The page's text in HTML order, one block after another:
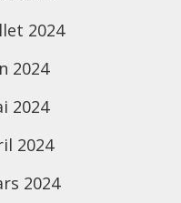
2024
2024
2024
2024
2024